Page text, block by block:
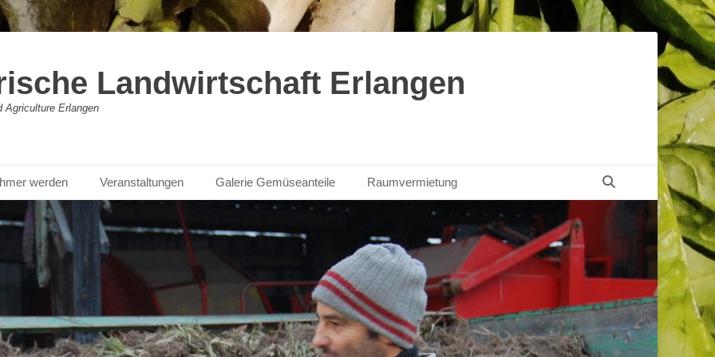
Landwirtschaft Erlangen
Agriculture Erlangen
werden Veranstaltungen Galerie Gemüseanteile Raumvermietung
Suchen